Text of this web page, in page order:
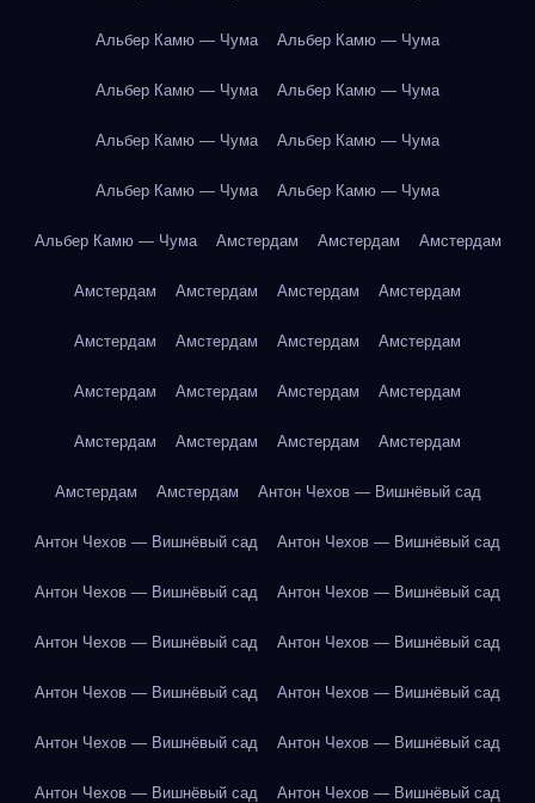
Альбер Камю — Чума Альбер Камю — Чума
Альбер Камю — Чума Альбер Камю — Чума
Альбер Камю — Чума Альбер Камю — Чума
Альбер Камю — Чума Альбер Камю — Чума
Альбер Камю — Чума Амстердам Амстердам Амстердам
Амстердам Амстердам Амстердам Амстердам
Амстердам Амстердам Амстердам Амстердам
Амстердам Амстердам Амстердам Амстердам
Амстердам Амстердам Амстердам Амстердам
Амстердам Амстердам Антон Чехов — Вишнёвый сад
Антон Чехов — Вишнёвый сад Антон Чехов — Вишнёвый сад
Антон Чехов — Вишнёвый сад Антон Чехов — Вишнёвый сад
Антон Чехов — Вишнёвый сад Антон Чехов — Вишнёвый сад
Антон Чехов — Вишнёвый сад Антон Чехов — Вишнёвый сад
Антон Чехов — Вишнёвый сад Антон Чехов — Вишнёвый сад
Антон Чехов — Вишнёвый сад Антон Чехов — Вишнёвый сад